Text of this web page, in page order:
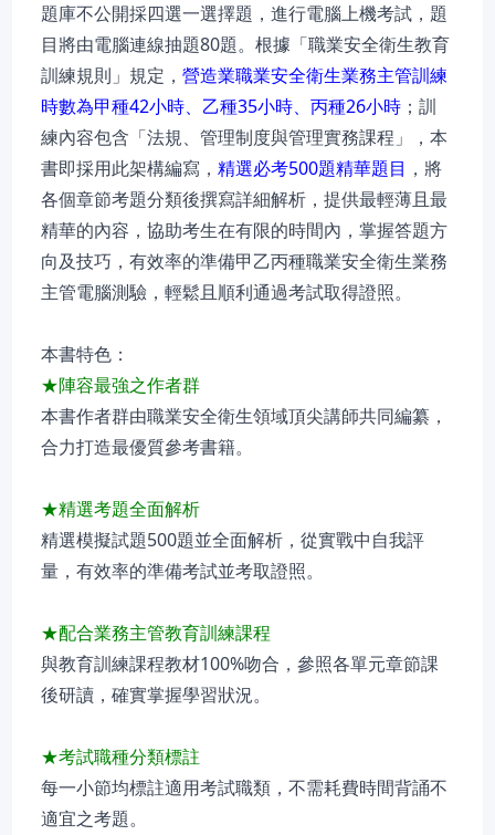
題庫不公開採四選一選擇題，進行電腦上機考試，題
目將由電腦連線抽題80題。根據「職業安全衛生教育
訓練規則」規定，營造業職業安全衛生業務主管訓練
時數為甲種42小時、乙種35小時、丙種26小時 ；訓
練內容包含「法規、管理制度與管理實務課程」，本
書即採用此架構編寫，精選必考500題精華題目 ，將
各個章節考題分類後撰寫詳細解析，提供最輕薄且最
精華的內容，協助考生在有限的時間內，掌握答題方
向及技巧，有效率的準備甲乙丙種職業安全衛生業務
主管電腦測驗，輕鬆且順利通過考試取得證照。
本書特色：
★陣容最強之作者群
本書作者群由職業安全衛生領域頂尖講師共同編纂，
合力打造最優質參考書籍。
★精選考題全面解析
精選模擬試題500題並全面解析，從實戰中自我評
量，有效率的準備考試並考取證照。
★配合業務主管教育訓練課程
與教育訓練課程教材100%吻合，參照各單元章節課
後研讀，確實掌握學習狀況。
★考試職種分類標註
每一小節均標註適用考試職類，不需耗費時間背誦不
適宜之考題。